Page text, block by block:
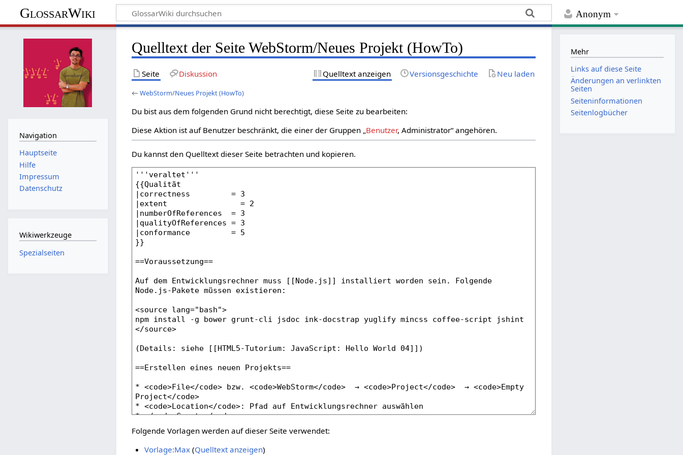
Anonym
GlossarWiki
Quelltext der Seite WebStorm/Neues Projekt (HowTo)
Seite Diskussion Quelltext anzeigen Versionsgeschichte Neu laden
←WebStorm/Neues Projekt (HowTo)
Du bist aus dem folgenden Grund nicht berechtigt, diese Seite zu bearbeiten:
Diese Aktion ist auf Benutzer beschränkt, die einer der Gruppen „Benutzer, Administrator“ angehören.
Du kannst den Quelltext dieser Seite betrachten und kopieren.
Folgende Vorlagen werden auf dieser Seite verwendet:
Vorlage:Max(Quelltext anzeigen)
Navigation
Hauptseite
Hilfe
Impressum
Datenschutz
Wikiwerkzeuge
Spezialseiten
Mehr
Links auf diese Seite
Änderungen an verlinkten
Seiten
Seiten­­informationen
Seitenlogbücher